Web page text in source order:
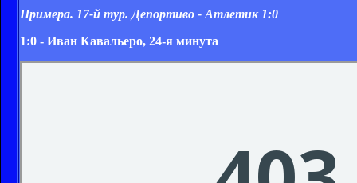
Примера. 17-й тур. Депортиво - Атлетик 1:0
1:0 - Иван Кавальеро, 24-я минута